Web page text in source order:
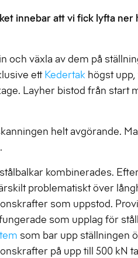
innebar att vi fick lyfta ner
och växla av dem på
ettKedertak högst
Layher bistod från start
helt avgörande.
kombinerades.
problematiskt över
som uppstod.
som upplag för
som bar upp ställningen
på upp till 500 kN